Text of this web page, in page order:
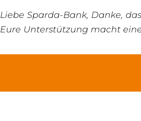
Liebe Sparda-Bank, Danke,
Eure Unterstützung macht